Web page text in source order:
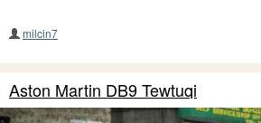
milcin7
Aston Martin DB9 Tewtuqi